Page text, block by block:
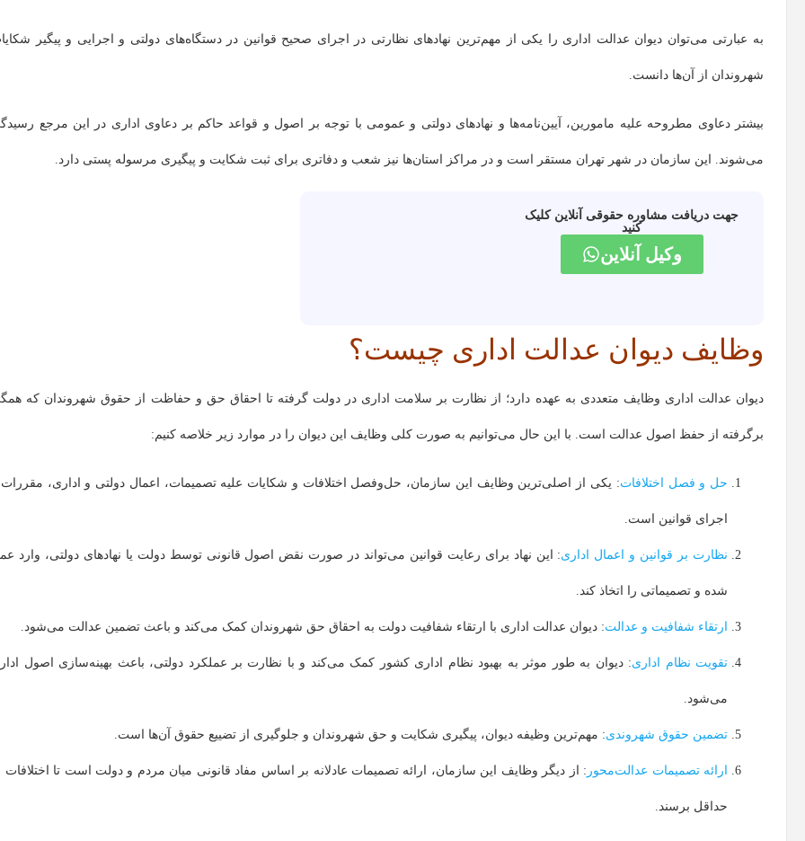
به عبارتی می‌توان دیوان عدالت اداری را یکی از مهم‌ترین نهادهای نظارتی در اجرای صحیح قوانین در دستگاه‌های دولتی و اجرایی و پیگیر
شهروندان از آن‌ها دانست.
بیشتر دعاوی مطروحه علیه مامورین، آیین‌نامه‌ها و نهادهای دولتی و عمومی با توجه بر اصول و قواعد حاکم بر دعاوی اداری در این مرجع
می‌شوند. این سازمان در شهر تهران مستقر است و در مراکز استان‌ها نیز شعب و دفاتری برای ثبت شکایت و پیگیری مرسوله پستی دارد.
جهت دریافت مشاوره حقوقی آنلاین کلیک
کنید
وکیل آنلاین
وظایف دیوان عدالت اداری چیست؟
دیوان عدالت اداری وظایف متعددی به عهده دارد؛ از نظارت بر سلامت اداری در دولت گرفته تا احقاق حق و حفاظت از حقوق شهروندان که
برگرفته از حفظ اصول عدالت است. با این حال می‌توانیم به صورت کلی وظایف این دیوان را در موارد زیر خلاصه کنیم:
حل‌ و فصل اختلافات: یکی از اصلی‌ترین وظایف این سازمان، حل‌وفصل اختلافات و شکایات علیه تصمیمات، اعمال دولتی و اداری،
اجرای قوانین است.
نظارت بر قوانین و اعمال اداری: این نهاد برای رعایت قوانین می‌تواند در صورت نقض اصول قانونی توسط دولت یا نهادهای دولتی، وارد
شده و تصمیماتی را اتخاذ کند.
ارتقاء شفافیت و عدالت: دیوان عدالت اداری با ارتقاء شفافیت دولت به احقاق حق شهروندان کمک می‌کند و باعث تضمین عدالت می‌شود.
تقویت نظام اداری: دیوان به طور موثر به بهبود نظام اداری کشور کمک می‌کند و با نظارت بر عملکرد دولتی، باعث بهینه‌سازی اصول
می‌شود.
تضمین حقوق شهروندی: مهم‌ترین وظیفه دیوان، پیگیری شکایت و حق شهروندان و جلوگیری از تضییع حقوق آن‌ها است.
ارائه تصمیمات عدالت‌محور : از دیگر وظایف این سازمان، ارائه تصمیمات عادلانه بر اساس مفاد قانونی میان مردم و دولت است تا اختلافات
حداقل برسند.